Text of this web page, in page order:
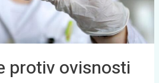
protiv ovisnosti